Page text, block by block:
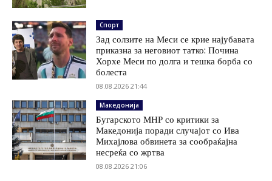
Спорт
Зад солзите на Меси се крие најубавата
приказна за неговиот татко: Почина
Хорхе Меси по долга и тешка борба со
болеста
08.08.2026 21:44
Македонија
Бугарското МНР со критики за
Македонија поради случајот со Ива
Михајлова обвинета за сообраќајна
несреќа со жртва
08.08.2026 21:06